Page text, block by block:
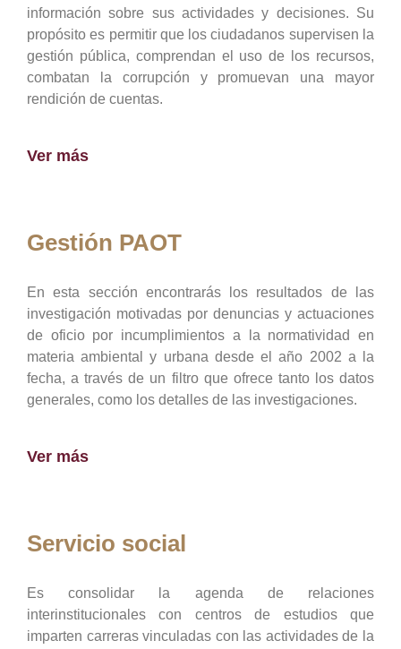
información sobre sus actividades y decisiones. Su
propósito es permitir que los ciudadanos supervisen la
gestión pública, comprendan el uso de los recursos,
combatan la corrupción y promuevan una mayor
rendición de cuentas.
Ver más
Gestión PAOT
En esta sección encontrarás los resultados de las
investigación motivadas por denuncias y actuaciones
de oficio por incumplimientos a la normatividad en
materia ambiental y urbana desde el año 2002 a la
fecha, a través de un filtro que ofrece tanto los datos
generales, como los detalles de las investigaciones.
Ver más
Servicio social
Es consolidar la agenda de relaciones
interinstitucionales con centros de estudios que
imparten carreras vinculadas con las actividades de la